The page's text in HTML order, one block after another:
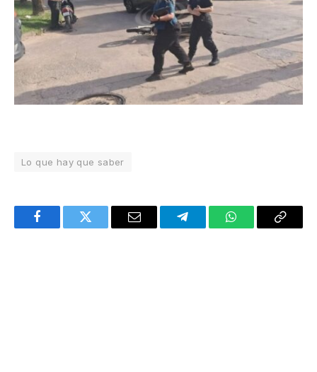
Lo que hay que saber
FacebookTwitter Email TelegramWhatsAppCopy